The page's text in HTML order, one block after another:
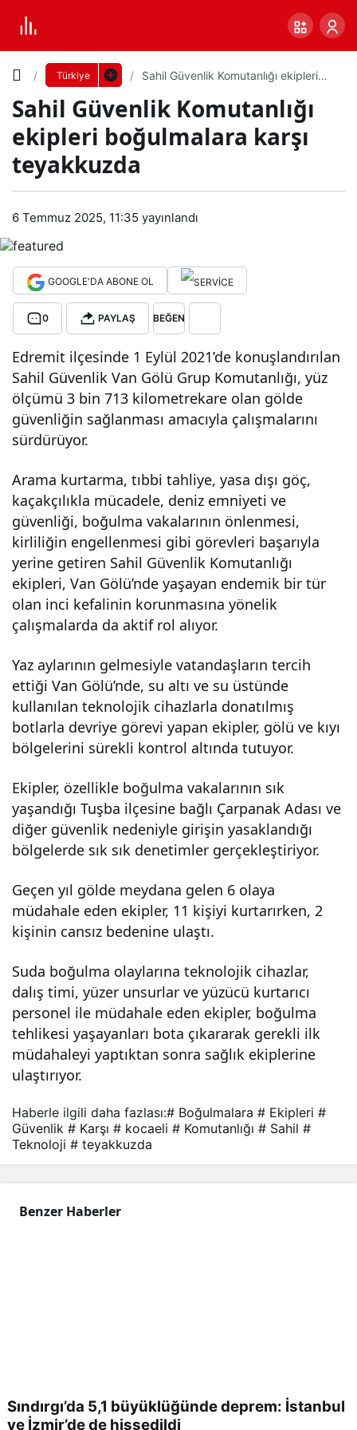
Türkiye
Sahil Güvenlik Komutanlığı ekipleri
Sahil Güvenlik Komutanlığı
ekipleri boğulmalara karşı
teyakkuzda
6 Temmuz 2025, 11:35 yayınlandı
GOOGLE'DA ABONE OL
0 PAYLAŞ BEĞEN
Edremit ilçesinde 1 Eylül 2021’de konuşlandırılan
Sahil Güvenlik Van Gölü Grup Komutanlığı, yüz
ölçümü 3 bin 713 kilometrekare olan gölde
güvenliğin sağlanması amacıyla çalışmalarını
sürdürüyor.
Arama kurtarma, tıbbi tahliye, yasa dışı göç,
kaçakçılıkla mücadele, deniz emniyeti ve
güvenliği, boğulma vakalarının önlenmesi,
kirliliğin engellenmesi gibi görevleri başarıyla
yerine getiren Sahil Güvenlik Komutanlığı
ekipleri, Van Gölü’nde yaşayan endemik bir tür
olan inci kefalinin korunmasına yönelik
çalışmalarda da aktif rol alıyor.
Yaz aylarının gelmesiyle vatandaşların tercih
ettiği Van Gölü’nde, su altı ve su üstünde
kullanılan teknolojik cihazlarla donatılmış
botlarla devriye görevi yapan ekipler, gölü ve kıyı
bölgelerini sürekli kontrol altında tutuyor.
Ekipler, özellikle boğulma vakalarının sık
yaşandığı Tuşba ilçesine bağlı Çarpanak Adası ve
diğer güvenlik nedeniyle girişin yasaklandığı
bölgelerde sık sık denetimler gerçekleştiriyor.
Geçen yıl gölde meydana gelen 6 olaya
müdahale eden ekipler, 11 kişiyi kurtarırken, 2
kişinin cansız bedenine ulaştı.
Suda boğulma olaylarına teknolojik cihazlar,
dalış timi, yüzer unsurlar ve yüzücü kurtarıcı
personel ile müdahale eden ekipler, boğulma
tehlikesi yaşayanları bota çıkararak gerekli ilk
müdahaleyi yaptıktan sonra sağlık ekiplerine
ulaştırıyor.
Sahi
Güv
enli
Kom
uta
ekip
leri
boğ
alar
a
karş
ı
kku
Yazı
Boyutunu
Ayarla
Varsayılana
0 PAYLAŞ
Haberle ilgili daha fazlası:# Boğulmalara # Ekipleri #
Güvenlik # Karşı # kocaeli # Komutanlığı # Sahil #
Teknoloji # teyakkuzda
Benzer Haberler
Sındırgı’da 5,1 büyüklüğünde deprem: İstanbul
ve İzmir’de de hissedildi